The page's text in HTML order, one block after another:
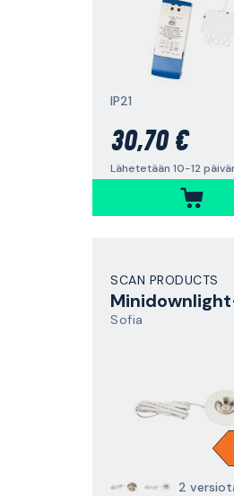
IP21
30,70 €
SCAN PRODUCTS
Sofia
2